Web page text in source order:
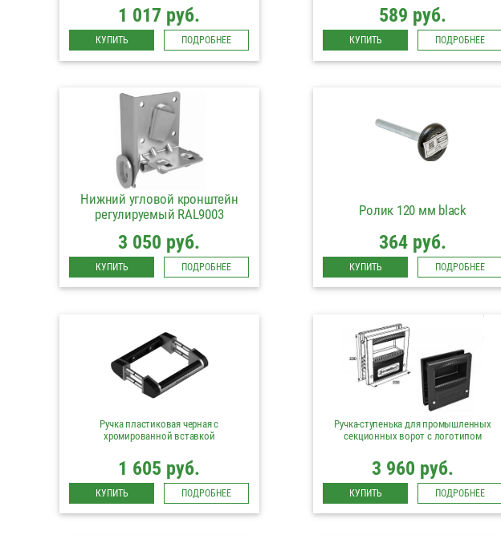
1 017 руб.
КУПИТЬ ПОДРОБНЕЕ
589 руб.
КУПИТЬ ПОДРОБНЕЕ
Нижний угловой кронштейн
регулируемый RAL9003
3 050 руб.
КУПИТЬ ПОДРОБНЕЕ
Ролик 120 мм black
364 руб.
КУПИТЬ ПОДРОБНЕЕ
Ручка пластиковая черная с
хромированной вставкой
1 605 руб.
КУПИТЬ ПОДРОБНЕЕ
Ручка-ступенька для промышленных
секционных ворот с логотипом
3 960 руб.
КУПИТЬ ПОДРОБНЕЕ